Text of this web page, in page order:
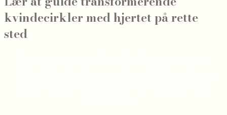
kvindecirkler med hjertet på rette
sted